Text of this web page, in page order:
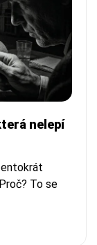
nelepí
To se